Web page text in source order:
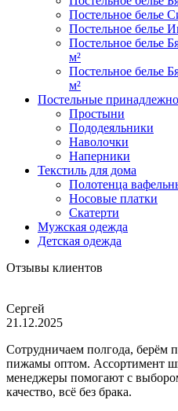
Постельное белье
Постельное белье
Постельное белье
м²
Постельное белье
м²
Постельные
Простыни
Пододеяльники
Наволочки
Наперники
Текстиль для дома
Полотенца
Носовые платки
Скатерти
Мужская одежда
Детская одежда
Отзывы клиентов
Сергей
21.12.2025
Сотрудничаем полгода, берём
пижамы оптом. Ассортимент
менеджеры помогают с
качество, всё без брака.